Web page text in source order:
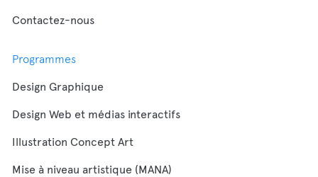
Contactez-nous
Programmes
Design Graphique
Design Web et médias interactifs
Illustration Concept Art
Mise à niveau artistique (MANA)